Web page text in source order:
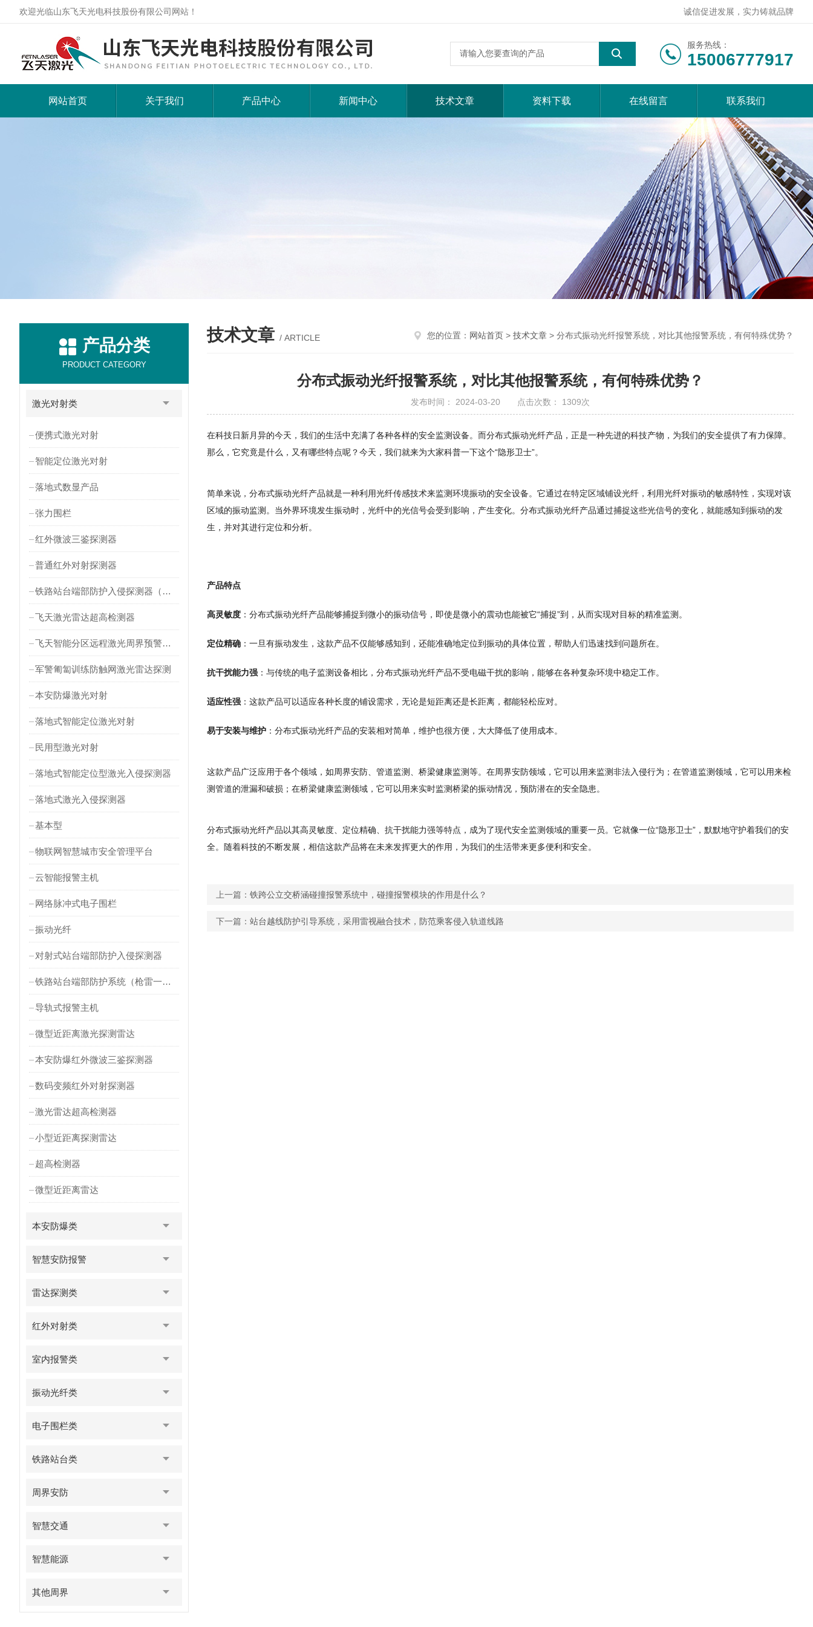
欢迎光临山东飞天光电科技股份有限公司网站！ 诚信促进发展，实力铸就品牌
服务热线：
15006777917
网站首页 关于我们 产品中心 新闻中心 技术文章 资料下载 在线留言 联系我们
产品分类
PRODUCT CATEGORY
激光对射类
便携式激光对射
智能定位激光对射
落地式数显产品
张力围栏
红外微波三鉴探测器
普通红外对射探测器
铁路站台端部防护入侵探测器（对射式）
飞天激光雷达超高检测器
飞天智能分区远程激光周界预警雷达
军警匍匐训练防触网激光雷达探测
本安防爆激光对射
落地式智能定位激光对射
民用型激光对射
落地式智能定位型激光入侵探测器
落地式激光入侵探测器
基本型
物联网智慧城市安全管理平台
云智能报警主机
网络脉冲式电子围栏
振动光纤
对射式站台端部防护入侵探测器
铁路站台端部防护系统（枪雷一体）
导轨式报警主机
微型近距离激光探测雷达
本安防爆红外微波三鉴探测器
数码变频红外对射探测器
激光雷达超高检测器
小型近距离探测雷达
超高检测器
微型近距离雷达
本安防爆类
智慧安防报警
雷达探测类
红外对射类
室内报警类
振动光纤类
电子围栏类
铁路站台类
周界安防
智慧交通
智慧能源
其他周界
技术文章 / ARTICLE 您的位置： 网站首页 > 技术文章 > 分布式振动光纤报警系统，对比其他报警系统，有何特殊优势？
分布式振动光纤报警系统，对比其他报警系统，有何特殊优势？
发布时间： 2024-03-20 点击次数： 1309次
在科技日新月异的今天，我们的生活中充满了各种各样的安全监测设备。而分布式振动光纤产品，正是一种先进的科技产物，为我们的安全提供了有力保障。
那么，它究竟是什么，又有哪些特点呢？今天，我们就来为大家科普一下这个“隐形卫士”。
简单来说，分布式振动光纤产品就是一种利用光纤传感技术来监测环境振动的安全设备。它通过在特定区域铺设光纤，利用光纤对振动的敏感特性，实现对该
区域的振动监测。当外界环境发生振动时，光纤中的光信号会受到影响，产生变化。分布式振动光纤产品通过捕捉这些光信号的变化，就能感知到振动的发
生，并对其进行定位和分析。
产品特点
高灵敏度 ：分布式振动光纤产品能够捕捉到微小的振动信号，即使是微小的震动也能被它“捕捉”到，从而实现对目标的精准监测。
定位精确 ：一旦有振动发生，这款产品不仅能够感知到，还能准确地定位到振动的具体位置，帮助人们迅速找到问题所在。
抗干扰能力强 ：与传统的电子监测设备相比，分布式振动光纤产品不受电磁干扰的影响，能够在各种复杂环境中稳定工作。
适应性强 ：这款产品可以适应各种长度的铺设需求，无论是短距离还是长距离，都能轻松应对。
易于安装与维护 ：分布式振动光纤产品的安装相对简单，维护也很方便，大大降低了使用成本。
这款产品广泛应用于各个领域，如周界安防、管道监测、桥梁健康监测等。在周界安防领域，它可以用来监测非法入侵行为；在管道监测领域，它可以用来检
测管道的泄漏和破损；在桥梁健康监测领域，它可以用来实时监测桥梁的振动情况，预防潜在的安全隐患。
分布式振动光纤产品以其高灵敏度、定位精确、抗干扰能力强等特点，成为了现代安全监测领域的重要一员。它就像一位“隐形卫士”，默默地守护着我们的安
全。随着科技的不断发展，相信这款产品将在未来发挥更大的作用，为我们的生活带来更多便利和安全。
上一篇： 铁跨公立交桥涵碰撞报警系统中，碰撞报警模块的作用是什么？
下一篇： 站台越线防护引导系统，采用雷视融合技术，防范乘客侵入轨道线路